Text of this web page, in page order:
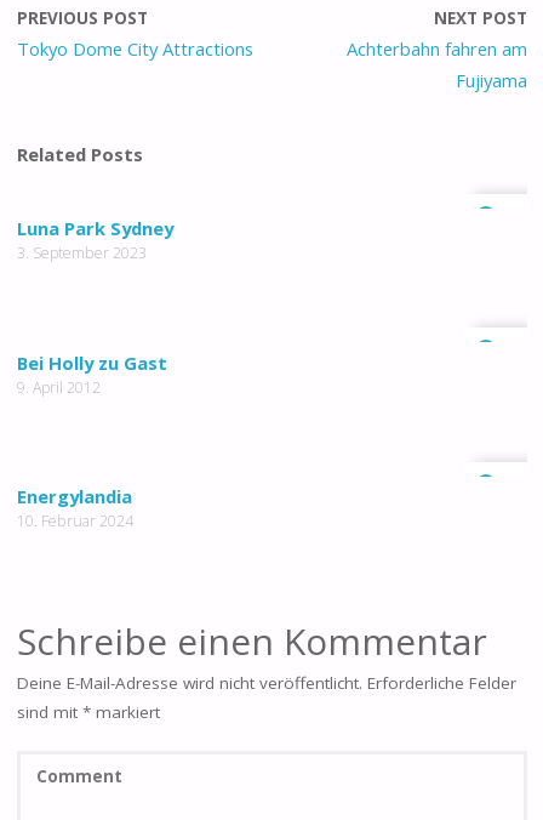
PREVIOUS POST
Tokyo Dome City Attractions
NEXT POST
Achterbahn fahren am
Fujiyama
Related Posts
Luna Park Sydney
3. September 2023
Bei Holly zu Gast
9. April 2012
Energylandia
10. Februar 2024
Schreibe einen Kommentar
Deine E-Mail-Adresse wird nicht veröffentlicht. Erforderliche Felder
sind mit *markiert